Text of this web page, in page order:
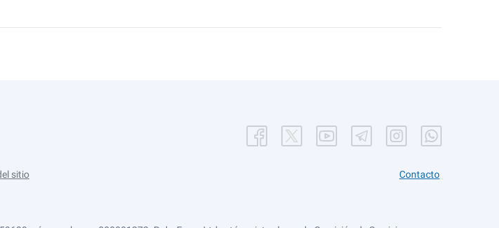
sitio Contacto